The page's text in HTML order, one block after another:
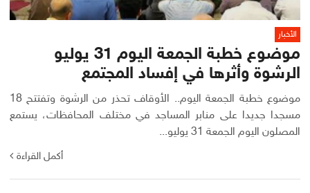
الأخبار
موضوع خطبة الجمعة اليوم 31 يوليو
الرشوة وأثرها في إفساد المجتمع
موضوع خطبة الجمعة اليوم.. الأوقاف تحذر من الرشوة وتفتتح 18
مسجدا جديدا على منابر المساجد في مختلف المحافظات، يستمع
المصلون اليوم الجمعة 31 يوليو...
أكمل القراءة